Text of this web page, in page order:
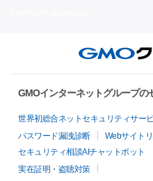
GMOインターネットグループの
世界初総合ネットセキュリティサー
パスワード漏洩診断
Webサイト
セキュリティ相談AIチャットボット
実在証明・盗聴対策